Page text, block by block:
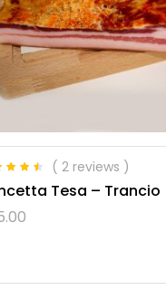
( 2 reviews )
Tesa – Trancio